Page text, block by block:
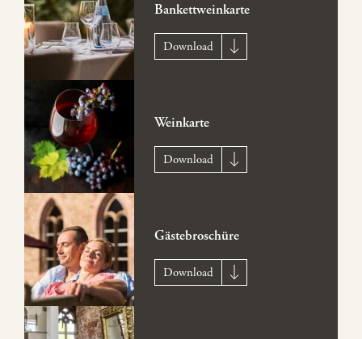
Bankettweinkarte
Download
Weinkarte
Download
Gästebroschüre
Download